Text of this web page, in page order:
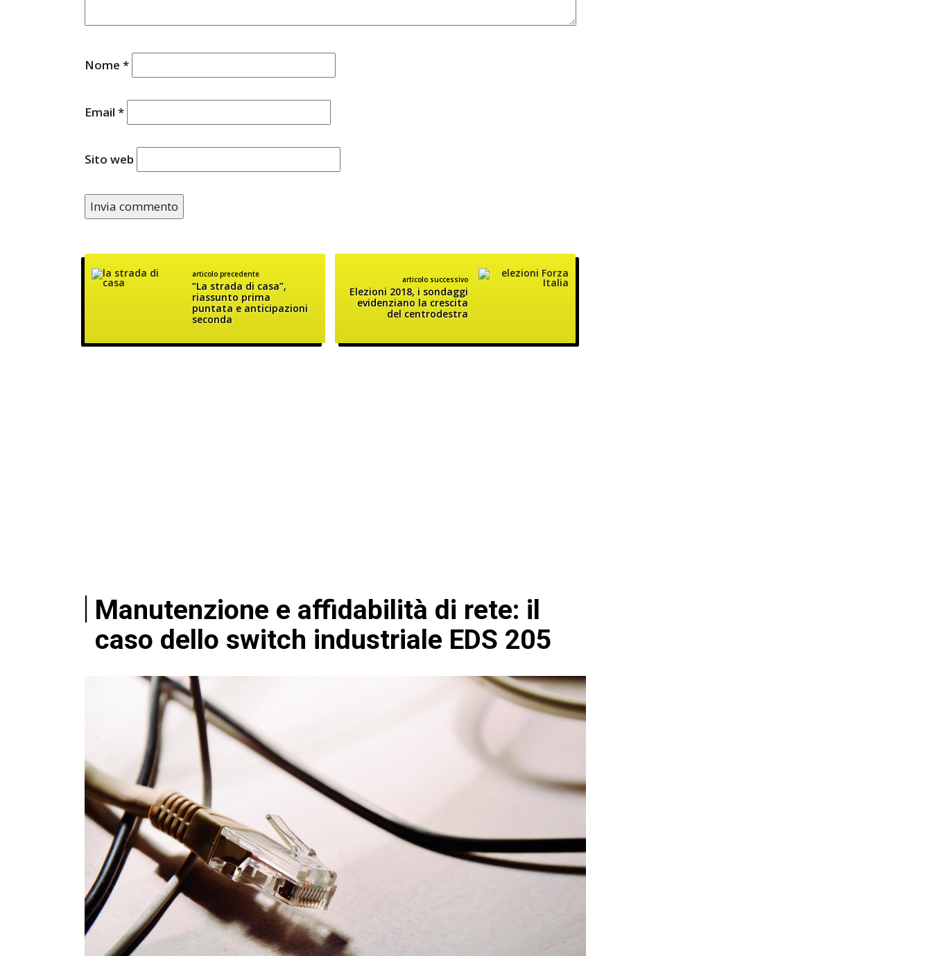
Nome *
Email *
Sito web
articolo precedente
“La strada di casa”,
riassunto prima
puntata e anticipazioni
seconda
articolo successivo
Elezioni 2018, i sondaggi
evidenziano la crescita
del centrodestra
Manutenzione e affidabilità di rete: il
caso dello switch industriale EDS 205